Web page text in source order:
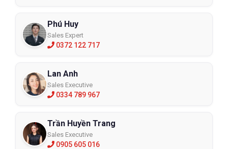
Phú Huy
Sales Expert
0372 122 717
Lan Anh
Sales Executive
0334 789 967
Trần Huyền Trang
Sales Executive
0905 605 016